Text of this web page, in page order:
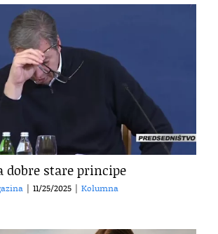
dobre stare principe
| 11/25/2025 | Kolumna